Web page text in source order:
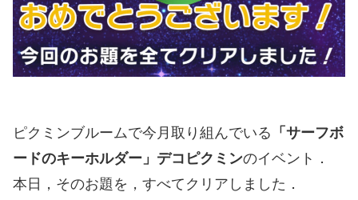
ピクミンブルームで今月取り組んでいる 「サーフボ
ードのキーホルダー」デコピクミンのイベント．
本日，そのお題を，すべてクリアしました．